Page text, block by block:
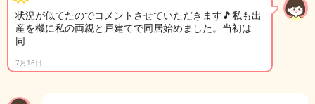
状況が似てたのでコメントさせていただきます🎵私も出
産を機に私の両親と戸建てで同居始めました。当初は
同…
7月16日